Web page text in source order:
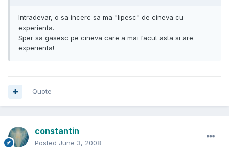
Intradevar, o sa incerc sa ma "lipesc" de cineva cu
experienta.
Sper sa gasesc pe cineva care a mai facut asta si are
experienta!
Quote
constantin
Posted June 3, 2008